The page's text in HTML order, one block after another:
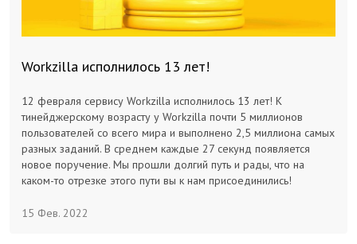
Workzilla исполнилось 13 лет!
12 февраля сервису Workzilla исполнилось 13 лет! К
тинейджерскому возрасту у Workzilla почти 5 миллионов
пользователей со всего мира и выполнено 2,5 миллиона самых
разных заданий. В среднем каждые 27 секунд появляется
новое поручение. Мы прошли долгий путь и рады, что на
каком-то отрезке этого пути вы к нам присоединились!
15 Фев. 2022